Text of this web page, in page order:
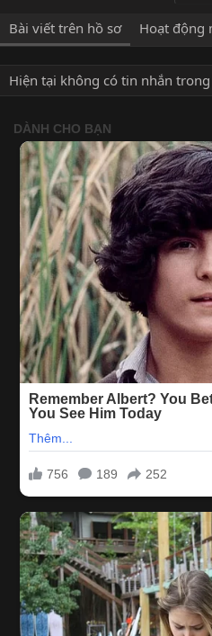
Bài viết trên hồ sơ Hoạt động
Hiện tại không có tin nhắn